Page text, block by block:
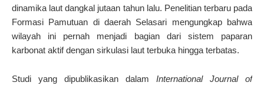
dinamika laut dangkal jutaan tahun lalu. Penelitian terbaru pada
Formasi Pamutuan di daerah Selasari mengungkap bahwa
wilayah ini pernah menjadi bagian dari sistem paparan
karbonat aktif dengan sirkulasi laut terbuka hingga terbatas.
Studi yang dipublikasikan dalam International Journal of